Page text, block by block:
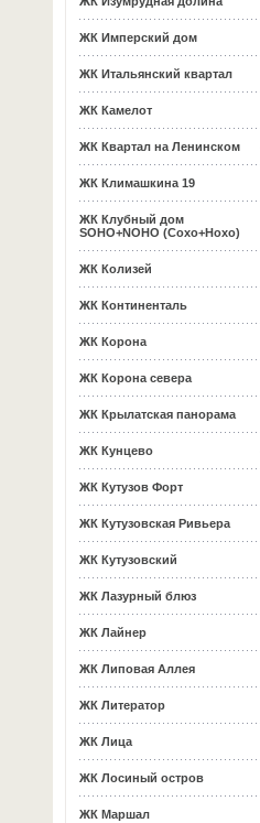
ЖК Имперский дом
ЖК Итальянский квартал
ЖК Камелот
ЖК Квартал на Ленинском
ЖК Климашкина 19
ЖК Клубный дом
SOHO+NOHO (Сохо+Нохо)
ЖК Колизей
ЖК Континенталь
ЖК Корона
ЖК Корона севера
ЖК Крылатская панорама
ЖК Кунцево
ЖК Кутузов Форт
ЖК Кутузовская Ривьера
ЖК Кутузовский
ЖК Лазурный блюз
ЖК Лайнер
ЖК Липовая Аллея
ЖК Литератор
ЖК Лица
ЖК Лосиный остров
ЖК Маршал